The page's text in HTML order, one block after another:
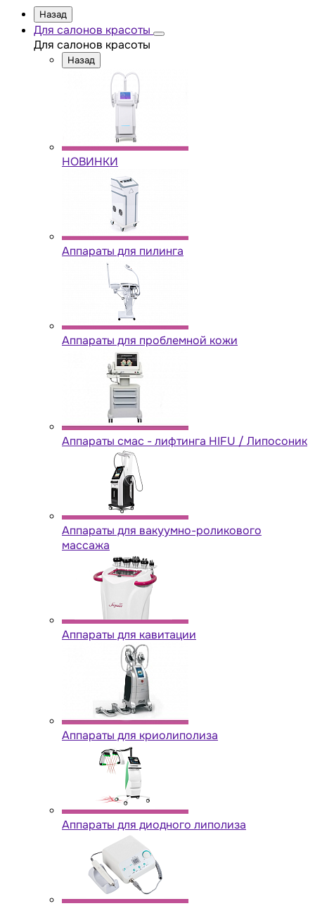
Назад
Для салонов красоты
Для салонов красоты
Назад
НОВИНКИ
Аппараты для пилинга
Аппараты для проблемной кожи
Аппараты cмас - лифтинга HIFU / Липосоник
Аппараты для вакуумно-роликового
массажа
Аппараты для кавитации
Аппараты для криолиполиза
Аппараты для диодного липолиза